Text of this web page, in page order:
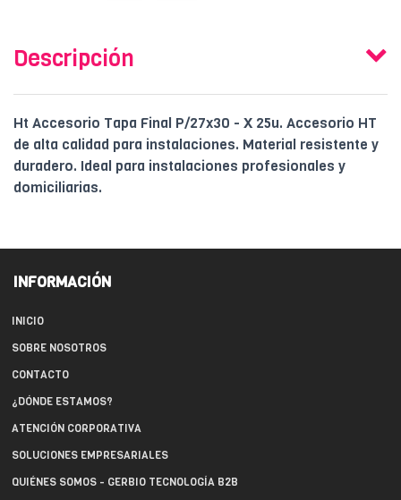
Descripción
Ht Accesorio Tapa Final P/27x30 - X 25u. Accesorio HT
de alta calidad para instalaciones. Material resistente y
duradero. Ideal para instalaciones profesionales y
domiciliarias.
INFORMACIÓN
INICIO
SOBRE NOSOTROS
CONTACTO
¿DÓNDE ESTAMOS?
ATENCIÓN CORPORATIVA
SOLUCIONES EMPRESARIALES
QUIÉNES SOMOS - GERBIO TECNOLOGÍA B2B